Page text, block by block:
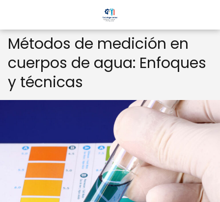
Métodos de medición en
cuerpos de agua: Enfoques
y técnicas